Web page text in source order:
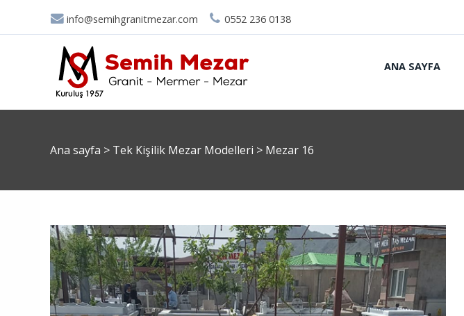
info@semihgranitmezar.com 0552 236 0138
ANA SAYFA
Ana sayfa > Tek Kişilik Mezar Modelleri > Mezar 16